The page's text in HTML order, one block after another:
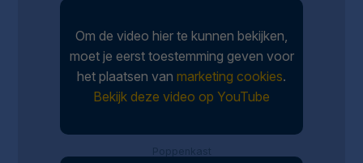
Om de video hier te kunnen bekijken,
moet je eerst toestemming geven voor
het plaatsen van marketing cookies.
Bekijk deze video op YouTube